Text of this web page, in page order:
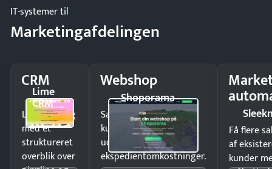
IT-systemer til
Marketingafdelingen
CRM
Lime
CRM
Luk flere salg
med et
struktureret
overblik over
Webshop
Shoporama
Sælg produkter 24/7 til
kunder i hele landet
uden
ekspedientomkostninger.
Få flere
af
kunder